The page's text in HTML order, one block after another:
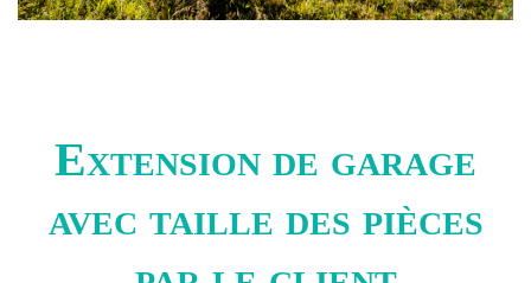
Extension de garage
avec taille des pièces